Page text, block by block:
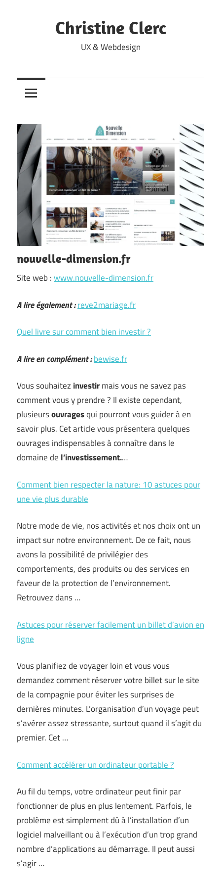
Christine Clerc
UX & Webdesign
nouvelle-dimension.fr
Site web :www.nouvelle-dimension.fr
A lire également :reve2mariage.fr
Quel livre sur comment bien investir ?
A lire en complément :bewise.fr
Vous souhaitez investirmais vous ne savez pas
comment vous y prendre ? Il existe cependant,
plusieursouvragesqui pourront vous guider à en
savoir plus. Cet article vous présentera quelques
ouvrages indispensables à connaître dans le
domaine de l’investissement.…
Comment bien respecter la nature: 10 astuces pour
une vie plus durable
Notre mode de vie, nos activités et nos choix ont un
impact sur notre environnement. De ce fait, nous
avons la possibilité de privilégier des
comportements, des produits ou des services en
faveur de la protection de l’environnement.
Retrouvez dans …
Astuces pour réserver facilement un billet d’avion en
ligne
Vous planifiez de voyager loin et vous vous
demandez comment réserver votre billet sur le site
de la compagnie pour éviter les surprises de
dernières minutes. L’organisation d’un voyage peut
s’avérer assez stressante, surtout quand il s’agit du
premier. Cet …
Comment accélérer un ordinateur portable ?
Au fil du temps, votre ordinateur peut finir par
fonctionner de plus en plus lentement. Parfois, le
problème est simplement dû à l’installation d’un
logiciel malveillant ou à l’exécution d’un trop grand
nombre d’applications au démarrage. Il peut aussi
s’agir …